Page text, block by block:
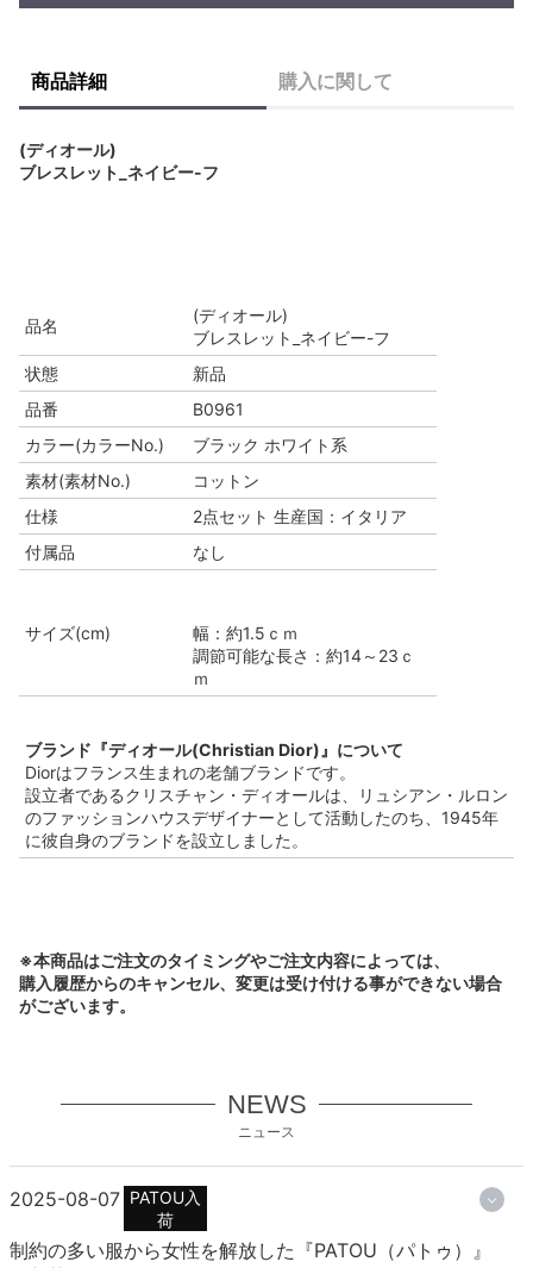
商品詳細 購入に関して
(ディオール)
ブレスレット_ネイビー-フ
品名
(ディオール)
ブレスレット_ネイビー-フ
状態
新品
品番
B0961
カラー(カラーNo.)
ブラック ホワイト系
素材(素材No.)
コットン
仕様
2点セット 生産国：イタリア
付属品
なし
サイズ(cm)
幅：約1.5ｃｍ
調節可能な長さ：約14～23ｃ
ｍ
ブランド『ディオール(Christian Dior)』について
Diorはフランス生まれの老舗ブランドです。
設立者であるクリスチャン・ディオールは、リュシアン・ルロン
のファッションハウスデザイナーとして活動したのち、1945年
に彼自身のブランドを設立しました。
※本商品はご注文のタイミングやご注文内容によっては、
購入履歴からのキャンセル、変更は受け付ける事ができない場合
がございます。
NEWS
ニュース
2025-08-07 PATOU入
荷
制約の多い服から女性を解放した『PATOU（パトゥ）』